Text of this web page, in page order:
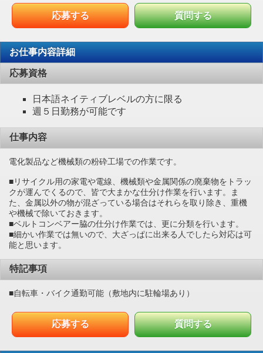
応募する 質問する
お仕事内容詳細
応募資格
日本語ネイティブレベルの方に限る
週５日勤務が可能です
仕事内容
電化製品など機械類の粉砕工場での作業です。
■リサイクル用の家電や電線、機械類や金属関係の廃棄物をトラッ
クが運んでくるので、皆で大まかな仕分け作業を行います。ま
た、金属以外の物が混ざっている場合はそれらを取り除き、重機
や機械で除いておきます。
■ベルトコンベアー脇の仕分け作業では、更に分類を行います。
■細かい作業では無いので、大ざっぱに出来る人でしたら対応は可
能と思います。
特記事項
■自転車・バイク通勤可能（敷地内に駐輪場あり）
応募する 質問する